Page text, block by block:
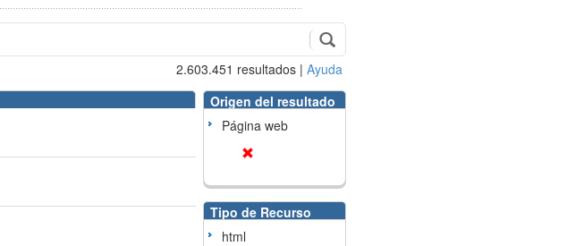
2.603.451 resultados | Ayuda
Origen del resultado
Página web
Tipo de Recurso
html